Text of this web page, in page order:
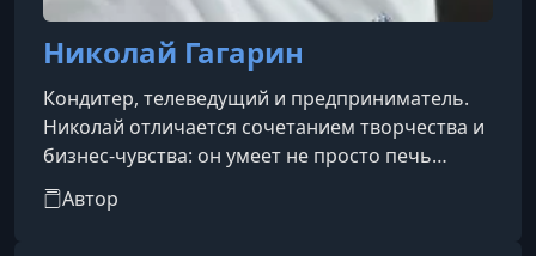
Николай Гагарин
Кондитер, телеведущий и предприниматель.
Николай отличается сочетанием творчества и
бизнес-чувства: он умеет не просто печь
вкусняшки, но превращать десерт в
эмоциональный подарок и визуально
Автор